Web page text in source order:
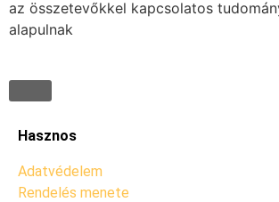
az összetevőkkel kapcsolatos
alapulnak
Hasznos
Adatvédelem
Rendelés menete